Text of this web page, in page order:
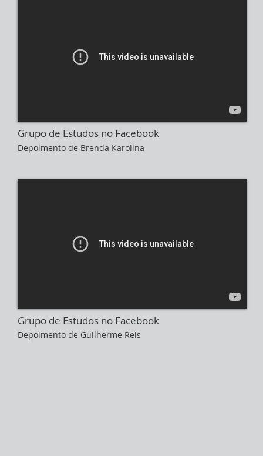
Grupo de Estudos no Facebook
Depoimento de Brenda Karolina
Grupo de Estudos no Facebook
Depoimento de Guilherme Reis